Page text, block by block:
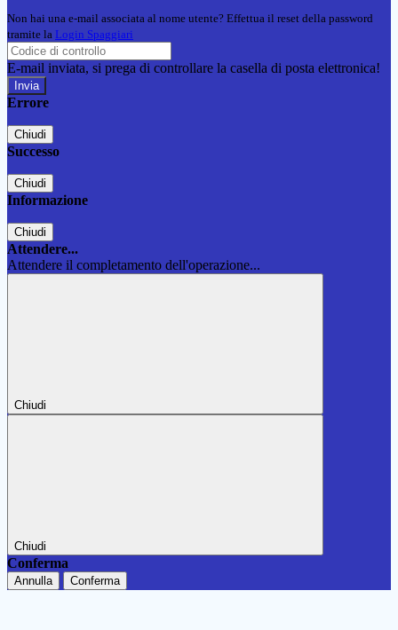
Non hai una e-mail associata al nome utente? Effettua il reset della password
tramite la Login Spaggiari
E-mail inviata, si prega di controllare la casella di posta elettronica!
Errore
Chiudi
Successo
Chiudi
Informazione
Chiudi
Attendere...
Attendere il completamento dell'operazione...
Chiudi
Chiudi
Conferma
Annulla Conferma